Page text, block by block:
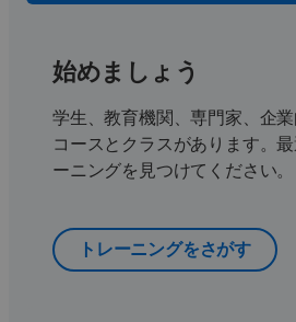
始めましょう
学生、教育機関、専門家、企
コースとクラスがあります。
ーニングを見つけてください。
トレーニングをさがす